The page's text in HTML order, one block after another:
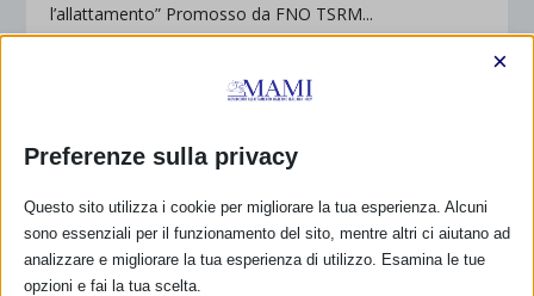
l’allattamento” Promosso da FNO TSRM...
Preferenze sulla privacy
×
Questo sito utilizza i cookie per migliorare la tua esperienza. Alcuni
sono essenziali per il funzionamento del sito, mentre altri ci aiutano ad
analizzare e migliorare la tua esperienza di utilizzo. Esamina le tue
opzioni e fai la tua scelta.